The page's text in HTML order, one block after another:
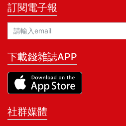
訂閱電子報
下載錢雜誌APP
社群媒體